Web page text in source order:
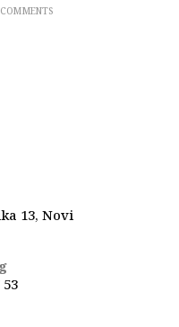
13, Novi
53